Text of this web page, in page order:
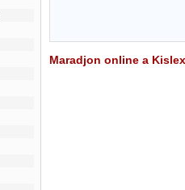
Maradjon online a